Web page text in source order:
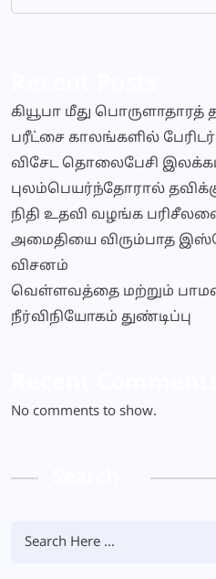
கியூபா மீது பொருளாதாரத்
பரீட்சை காலங்களில்
விசேட தொலைபேசி
புலம்பெயர்ந்தோரால்
நிதி உதவி வழங்க
அமைதியை விரும்பாத
விசனம்
வெள்ளவத்தை மற்றும்
நீர்விநியோகம் துண்டிப்பு
No comments to show.